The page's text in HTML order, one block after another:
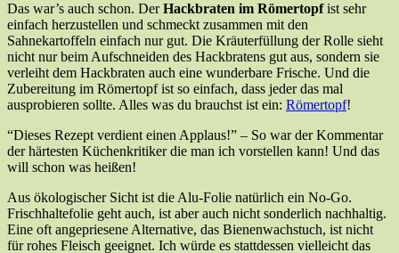
Das war’s auch schon. DerHackbraten im Römertopfist sehr
einfach herzustellen und schmeckt zusammen mit den
Sahnekartoffeln einfach nur gut. Die Kräuterfüllung der Rolle sieht
nicht nur beim Aufschneiden des Hackbratens gut aus, sondern sie
verleiht dem Hackbraten auch eine wunderbare Frische. Und die
Zubereitung im Römertopf ist so einfach, dass jeder das mal
ausprobieren sollte. Alles was du brauchst ist ein: Römertopf!
“Dieses Rezept verdient einen Applaus!” – So war der Kommentar
der härtesten Küchenkritiker die man ich vorstellen kann! Und das
will schon was heißen!
Aus ökologischer Sicht ist die Alu-Folie natürlich ein No-Go.
Frischhaltefolie geht auch, ist aber auch nicht sonderlich nachhaltig.
Eine oft angepriesene Alternative, das Bienenwachstuch, ist nicht
für rohes Fleisch geeignet. Ich würde es stattdessen vielleicht das